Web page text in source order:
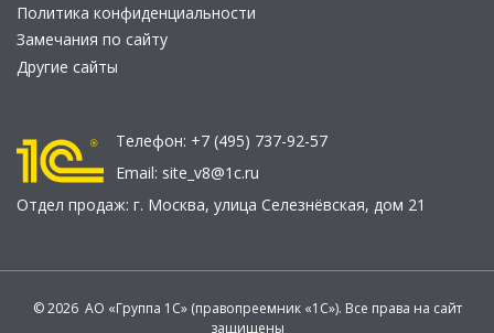
Политика конфиденциальности
Замечания по сайту
Другие сайты
Телефон: +7 (495) 737-92-57
Email: site_v8@1c.ru
Отдел продаж: г. Москва, улица Селезнёвская, дом 21
© 2026 АО «Группа 1С» (правопреемник «1С»). Все права на сайт
защищены